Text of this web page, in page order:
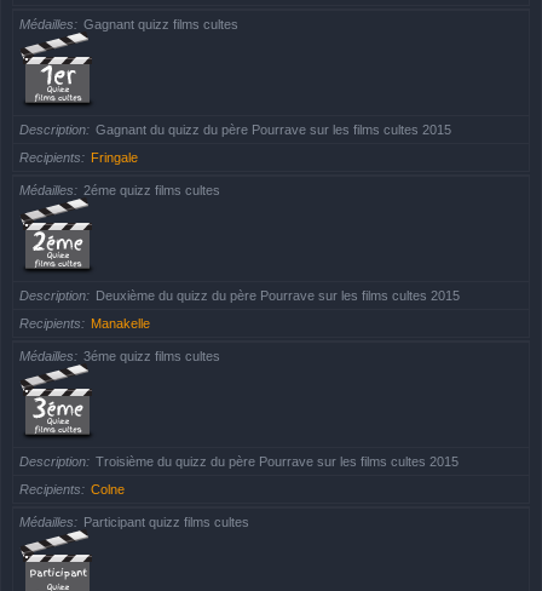
Médailles Gagnant quizz films cultes
Description
Gagnant du quizz du père Pourrave sur les films cultes 2015
Recipients
Fringale
Médailles 2éme quizz films cultes
Description
Deuxième du quizz du père Pourrave sur les films cultes 2015
Recipients
Manakelle
Médailles 3éme quizz films cultes
Description
Troisième du quizz du père Pourrave sur les films cultes 2015
Recipients
Colne
Médailles Participant quizz films cultes